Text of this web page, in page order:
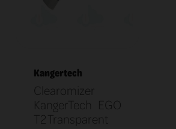
Kangertech
Clearomizer
KangerTech EGO
T2 Transparent